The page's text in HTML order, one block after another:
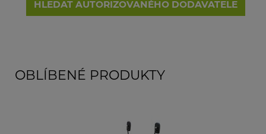
HLEDAT AUTORIZOVANÉHO DODAVATELE
OBLÍBENÉ PRODUKTY